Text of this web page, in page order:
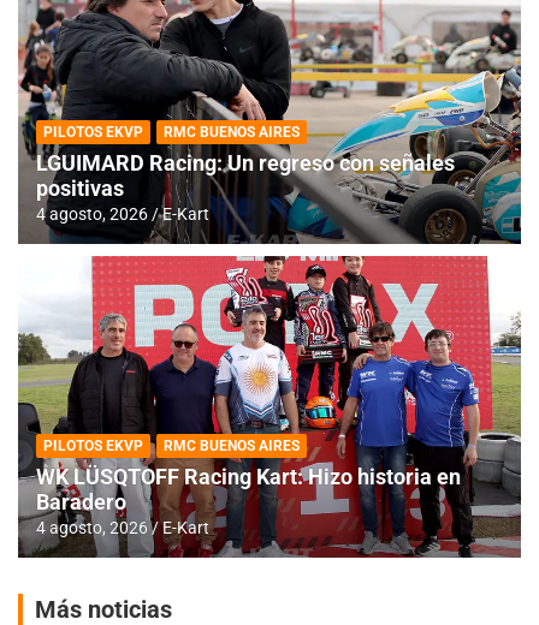
PILOTOS EKVP RMC BUENOS AIRES
LGUIMARD Racing: Un regreso con señales
positivas
4 agosto, 2026 E-Kart
PILOTOS EKVP RMC BUENOS AIRES
WK LÜSQTOFF Racing Kart: Hizo historia en
Baradero
4 agosto, 2026 E-Kart
Más noticias